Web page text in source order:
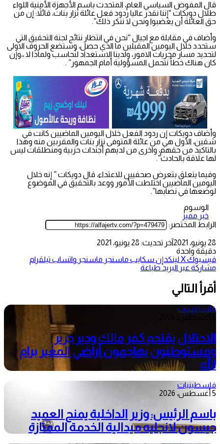
قال المفوض السياسي العام، المتحدث باسم الأجهزة الأمنية اللواء
طلال دويكات “إننا نقدر عاليا ردود فعل عائلة نزار بنات، قائلاً: إن من
حق العائلة أن يغضبوا ونحن لا ننكر ذلك”.
وأضاف في مقابلة مع اجيال “نحن في انتظار نتائج لجنة التحقيق التي
ستحدد خلال اليومين المقبلين ما الذي حصل، وستضع الحروف الاولى
لتحديد مسار مجريات الامور، ولدينا الاستعداد لنُحاسب ولماذا لا ،،وإن
كان هناك خطأ نتحمل المسؤولية أمام الجمهور” .
وأضاف دويكات إن ردود الفعل خلال اليومين الماضيين كانت في
شقين، الأول هي من عائلة المتوفى نزار بنات والمقربين منه وهذا
بالتاكيد من حقهم، واخرى من لديهم أجندات حزبية ومنطلقات ليس
لها علاقة بالحادث”.
وفيما يتعلق بتعرض صحفيين للاعتداء، قال دويكات ” إنه خلال
اليومين الماضيين اختلطت الأمور ووعد بالتحقيق في الموضوع
لوضعها في نصابها”.
الوسوم
خبر مميز
الرابط المختصر:
28 يونيو، 2021
آخر تحديث: 28 يونيو، 2021
دقيقة واحدة
فيسبوك‫Xلينكدإن سكايب ماسنجر ماسنجر واتساب تيلقرام
مشاركة عبر البريد طباعة
أقرأ التالي
فلسطينيات
الاحتلال يقتحم كفر مالك ودير جرير
ومستوطنون يهاجمون أراضي المغير برام
الله
فلسطينيات
5 أغسطس، 2026
باسم الرئيس: وزير الداخلية يمنح العميد
جيسون لانجليه ميدالية الخدمة الممتازة